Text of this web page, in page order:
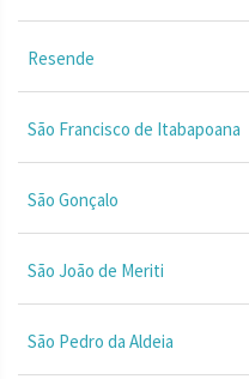
Resende
São Francisco de Itabapoana
São Gonçalo
São João de Meriti
São Pedro da Aldeia